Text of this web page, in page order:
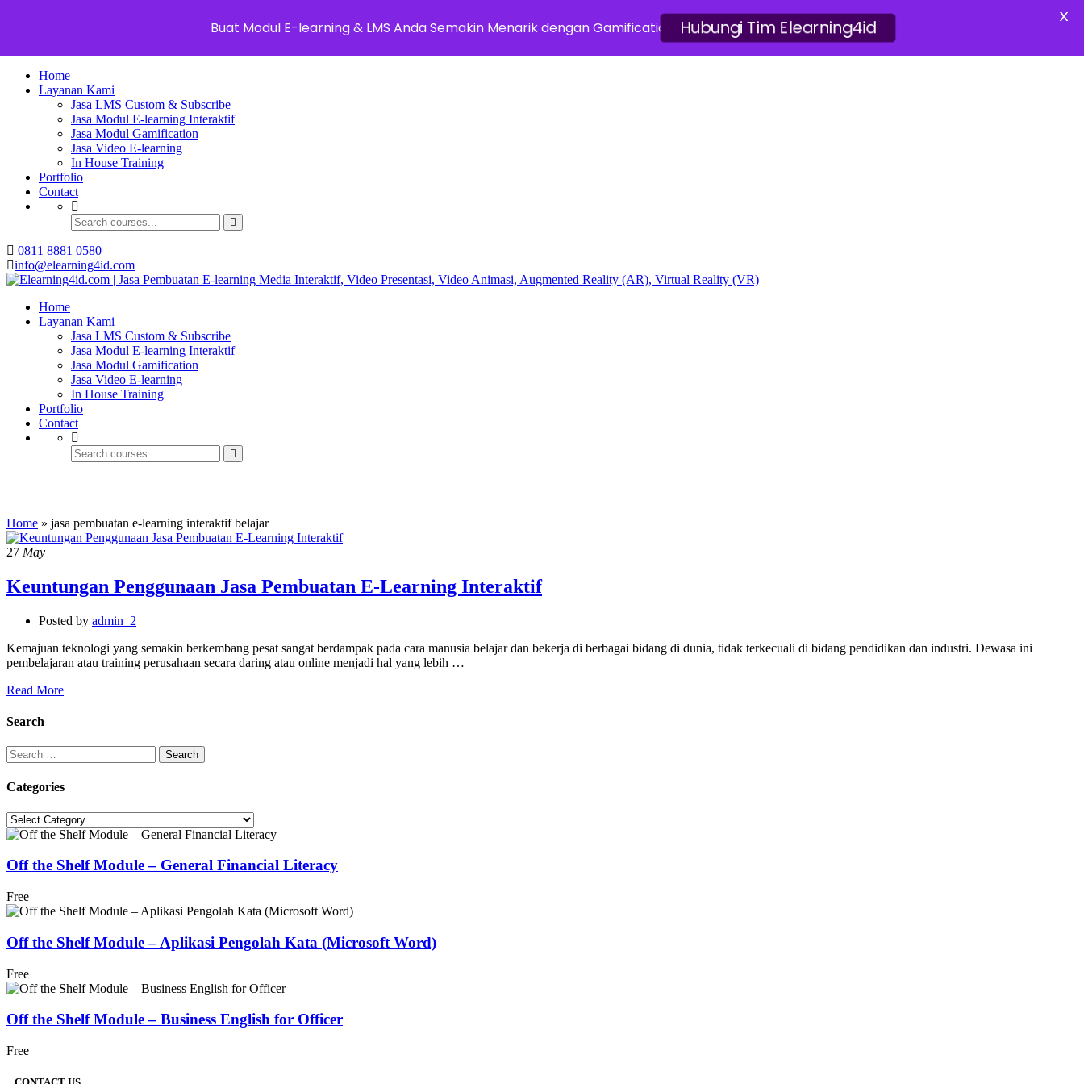
Home
Layanan Kami
Jasa LMS Custom & Subscribe
Jasa Modul E-learning Interaktif
Jasa Modul Gamification
Jasa Video E-learning
In House Training
Portfolio
Contact
0811 8881 0580
info@elearning4id.com
Home
Layanan Kami
Jasa LMS Custom & Subscribe
Jasa Modul E-learning Interaktif
Jasa Modul Gamification
Jasa Video E-learning
In House Training
Portfolio
Contact
Home » jasa pembuatan e-learning interaktif belajar
27 May
Keuntungan Penggunaan Jasa Pembuatan E-Learning Interaktif
Posted by admin_2
Kemajuan teknologi yang semakin berkembang pesat sangat berdampak pada cara manusia belajar dan bekerja di berbagai bidang di dunia, tidak terkecuali di bidang pendidikan dan industri. Dewasa ini
pembelajaran atau training perusahaan secara daring atau online menjadi hal yang lebih …
Read More
Search
Search
for:
Categories
Categories
Off the Shelf Module – General Financial Literacy
Free
Off the Shelf Module – Aplikasi Pengolah Kata (Microsoft Word)
Free
Off the Shelf Module – Business English for Officer
Free
Buat Modul E-learning & LMS Anda Semakin Menarik dengan Gamification Hubungi Tim Elearning4id
X